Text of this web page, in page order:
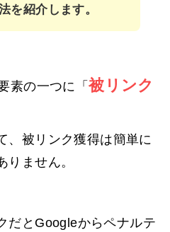
を紹介します。
素の一つに「被リンク
、被リンク獲得は簡単に
りません。
だとGoogleからペナルテ